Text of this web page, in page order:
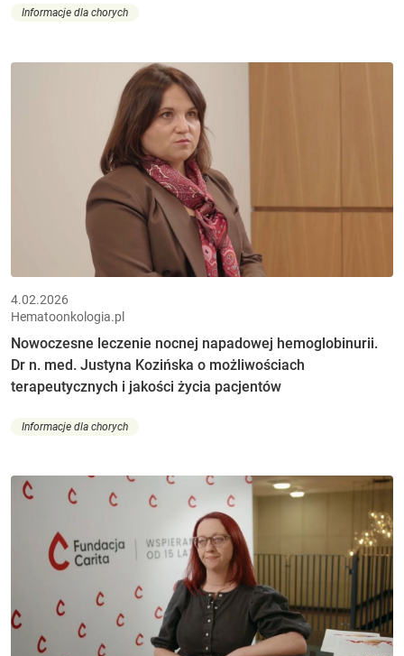
Informacje dla chorych
4.02.2026
Hematoonkologia.pl
Nowoczesne leczenie nocnej napadowej hemoglobinurii.
Dr n. med. Justyna Kozińska o możliwościach
terapeutycznych i jakości życia pacjentów
Informacje dla chorych